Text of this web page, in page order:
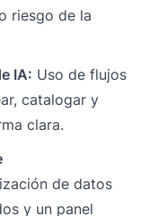
riesgo de la
IA: Uso de flujos
catalogar y
clara.
de datos
y un panel